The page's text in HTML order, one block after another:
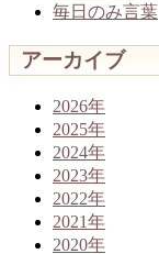
毎日のみ言葉
アーカイブ
2026年
2025年
2024年
2023年
2022年
2021年
2020年